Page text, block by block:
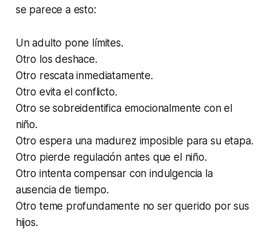
se parece a esto:
Un adulto pone límites.
Otro los deshace.
Otro rescata inmediatamente.
Otro evita el conflicto.
Otro se sobreidentifica emocionalmente con el
niño.
Otro espera una madurez imposible para su etapa.
Otro pierde regulación antes que el niño.
Otro intenta compensar con indulgencia la
ausencia de tiempo.
Otro teme profundamente no ser querido por sus
hijos.